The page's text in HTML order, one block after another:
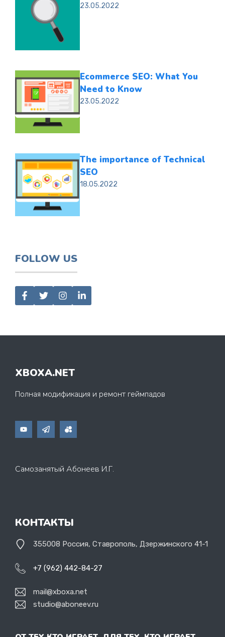
23.05.2022
Ecommerce SEO: What You
Need to Know
23.05.2022
The importance of Technical
SEO
18.05.2022
FOLLOW US
XBOXA.NET
Полная модификация и ремонт геймпадов
Самозанятый Абонеев И.Г.
КОНТАКТЫ
355008 Россия, Ставрополь, Дзержинского 41-1
+7 (962) 442-84-27
mail@xboxa.net
studio@aboneev.ru